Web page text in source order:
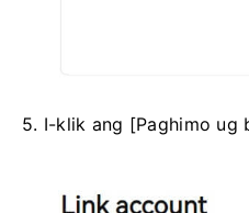
5. I-klik ang [Paghimo ug